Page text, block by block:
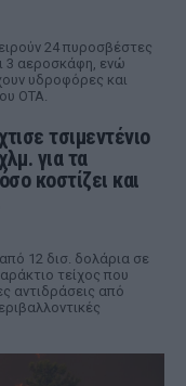
24 πυροσβέστες
3 αεροσκάφη, ενώ
υδροφόρες και
ΟΤΑ.
τσιμεντένιο
για τα
κοστίζει και
12 δισ. δολάρια σε
τείχος που
αντιδράσεις από